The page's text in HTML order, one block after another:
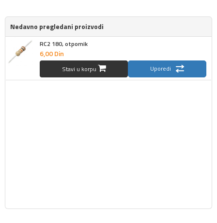
Nedavno pregledani proizvodi
RC2 180, otpornik
6,00Din
Stavi u korpu Uporedi